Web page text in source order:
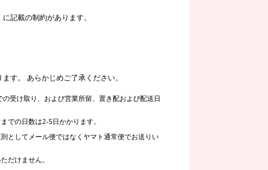
記載の制約があります。
す。 あらかじめご了承ください。
受け取り、および営業所留、置き配および配送日
での日数は2-5日かかります。
としてメール便ではなくヤマト通常便でお送りい
だけません。